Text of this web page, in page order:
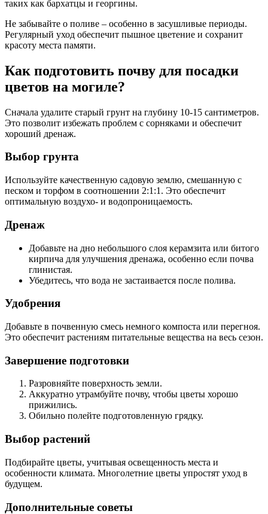
таких как бархатцы и георгины.
Не забывайте о поливе – особенно в засушливые периоды.
Регулярный уход обеспечит пышное цветение и сохранит
красоту места памяти.
Как подготовить почву для посадки
цветов на могиле?
Сначала удалите старый грунт на глубину 10-15 сантиметров.
Это позволит избежать проблем с сорняками и обеспечит
хороший дренаж.
Выбор грунта
Используйте качественную садовую землю, смешанную с
песком и торфом в соотношении 2:1:1. Это обеспечит
оптимальную воздухо- и водопроницаемость.
Дренаж
Добавьте на дно небольшого слоя керамзита или битого
кирпича для улучшения дренажа, особенно если почва
глинистая.
Убедитесь, что вода не застаивается после полива.
Удобрения
Добавьте в почвенную смесь немного компоста или перегноя.
Это обеспечит растениям питательные вещества на весь сезон.
Завершение подготовки
Разровняйте поверхность земли.
Аккуратно утрамбуйте почву, чтобы цветы хорошо
прижились.
Обильно полейте подготовленную грядку.
Выбор растений
Подбирайте цветы, учитывая освещенность места и
особенности климата. Многолетние цветы упростят уход в
будущем.
Дополнительные советы